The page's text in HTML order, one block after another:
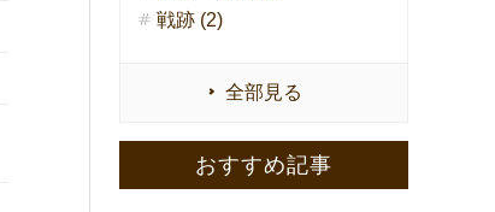
戦跡 (2)
全部見る
おすすめ記事